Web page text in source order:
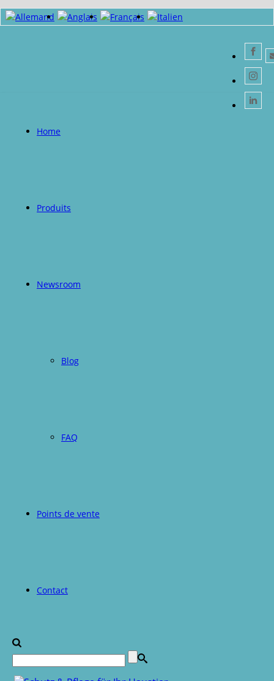
Home
Produits
Newsroom
Blog
FAQ
Points de vente
Contact